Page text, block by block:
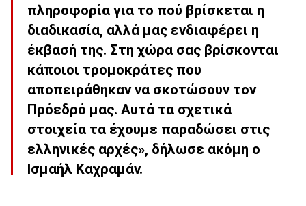
πληροφορία για το πού βρίσκεται η
διαδικασία, αλλά μας ενδιαφέρει η
έκβασή της. Στη χώρα σας βρίσκονται
κάποιοι τρομοκράτες που
αποπειράθηκαν να σκοτώσουν τον
Πρόεδρό μας. Αυτά τα σχετικά
στοιχεία τα έχουμε παραδώσει στις
ελληνικές αρχές», δήλωσε ακόμη ο
Ισμαήλ Καχραμάν.